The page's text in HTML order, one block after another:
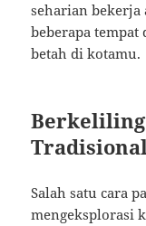
seharian
beberapa
betah di kotamu.
Salah satu cara
mengeksplorasi